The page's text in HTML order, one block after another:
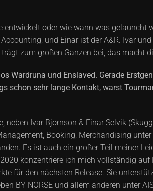
entwickelt oder wie wann was
und Einar ist der A&R. Ivar
zum großen Ganzen bei, das macht
Wardruna und Enslaved. Gerade
schon sehr lange Kontakt, warst
neben Ivar Bjornson & Einar Selvik
Booking, Merchandising
Es ist auch ein großer Teil meiner
konzentriere ich mich vollständig
für den nächsten Release. Sie
BY NORSE und allem anderen unter